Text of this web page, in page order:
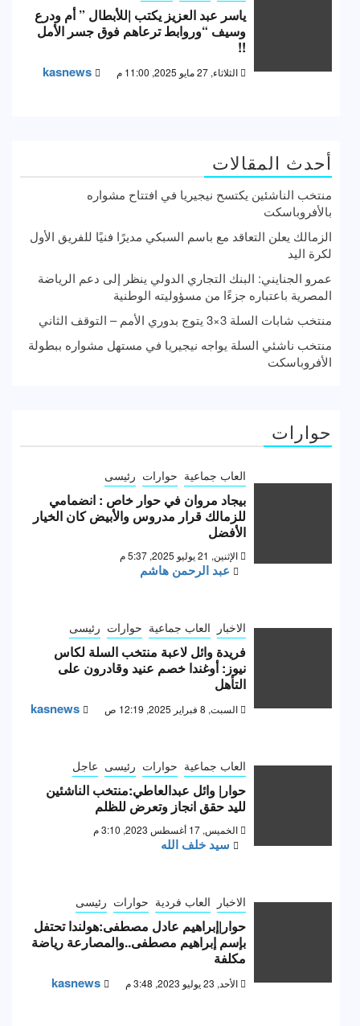
ياسر عبد العزيز يكتب |للأبطال ” أم ودرع
وسيف “وروابط ترعاهم فوق جسر الأمل
!!
الثلاثاء, 27 مايو 2025, 11:00 م kasnews
أحدث المقالات
منتخب الناشئين يكتسح نيجيريا في افتتاح مشواره
بالأفروباسكت
الزمالك يعلن التعاقد مع باسم السبكي مديرًا فنيًا للفريق الأول
لكرة اليد
عمرو الجنايني: البنك التجاري الدولي ينظر إلى دعم الرياضة
المصرية باعتباره جزءًا من مسؤوليته الوطنية
منتخب شابات السلة 3×3 يتوج بدوري الأمم – التوقف الثاني
منتخب ناشئي السلة يواجه نيجيريا في مستهل مشواره ببطولة
الأفروباسكت
حوارات
العاب جماعية حوارات رئيسى
بيجاد مروان في حوار خاص : انضمامي
للزمالك قرار مدروس والأبيض كان الخيار
الأفضل
الإثنين, 21 يوليو 2025, 5:37 م
عبد الرحمن هاشم
الاخبار العاب جماعية حوارات رئيسى
فريدة وائل لاعبة منتخب السلة لكاس
نيوز: أوغندا خصم عنيد وقادرون على
التأهل
السبت, 8 فبراير 2025, 12:19 ص kasnews
العاب جماعية حوارات رئيسى عاجل
حوار| وائل عبدالعاطي:منتخب الناشئين
لليد حقق انجاز وتعرض للظلم
الخميس, 17 أغسطس 2023, 3:10 م
سيد خلف الله
الاخبار العاب فردية حوارات رئيسى
حوار|إبراهيم عادل مصطفى:هولندا تحتفل
بإسم إبراهيم مصطفى..والمصارعة رياضة
مكلفة
الأحد, 23 يوليو 2023, 3:48 م kasnews